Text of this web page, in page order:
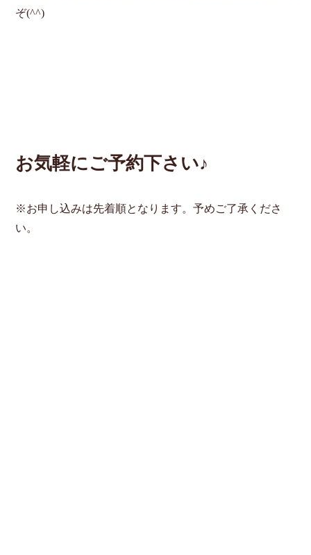
ぞ(^^)
お気軽にご予約下さい♪
※お申し込みは先着順となります。予めご了承くださ
い。